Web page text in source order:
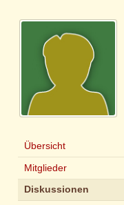
Übersicht
Mitglieder
Diskussionen